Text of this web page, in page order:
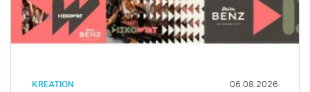
KREATION 06.08.2026